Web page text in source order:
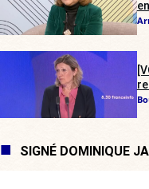
SIGNÉ DOMINIQUE